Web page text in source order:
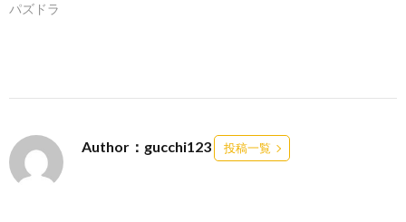
パズドラ
Author：gucchi123 投稿一覧